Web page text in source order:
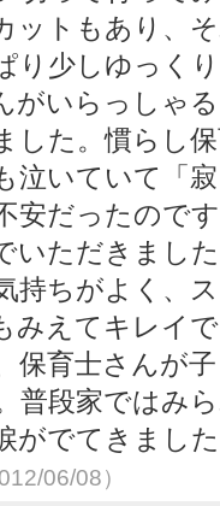
ットもあり、
り少しゆっく
がいらっしゃ
した。慣らし
泣いていて「
安だったので
いただきまし
持ちがよく、
みえてキレイ
保育士さんが
普段家ではみ
がでてきまし
06/08）